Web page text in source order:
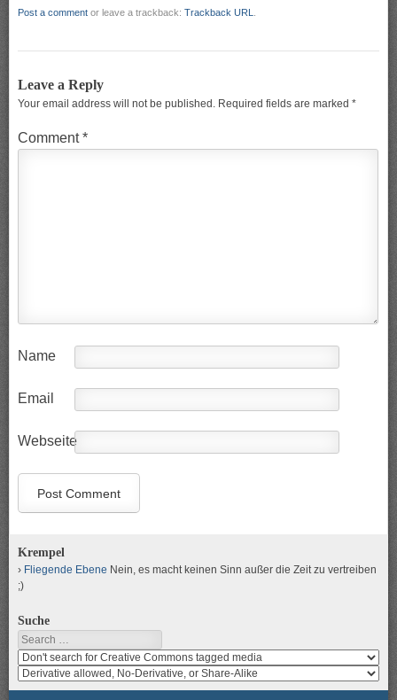
Post a comment or leave a trackback: Trackback URL
Leave a Reply
Your email address will not be published. Required fields are marked *
Comment*
Name
Email
Webseite
Krempel
Fliegende Ebene Nein, es macht keinen Sinn außer die Zeit zu vertreiben
;)
Suche
Search
Search
media
for
search
media